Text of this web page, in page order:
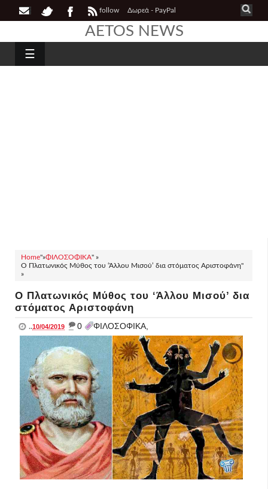
follow Δωρεά - PayPal
AETOS NEWS
☰
Home"»ΦΙΛΟΣΟΦΙΚΑ" »
Ο Πλατωνικός Μύθος του ‘Άλλου Μισού’ δια στόματος Αριστοφάνη"
»
Ο Πλατωνικός Μύθος του ‘Άλλου Μισού’ δια
στόματος Αριστοφάνη
..10/04/2019 _ 0 ΦΙΛΟΣΟΦΙΚΑ,